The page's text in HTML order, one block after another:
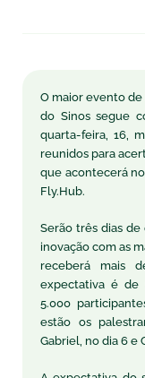
O maior evento
do Sinos segue
quarta-feira, 16,
reunidos para
que acontecerá
Fly.Hub.
Serão três dias
inovação com as
receberá mais
expectativa é de
5.000
estão os
Gabriel, no dia 6 e